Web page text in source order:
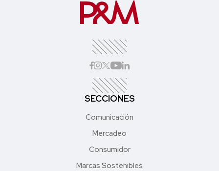
SECCIONES
Comunicación
Mercadeo
Consumidor
Marcas Sostenibles